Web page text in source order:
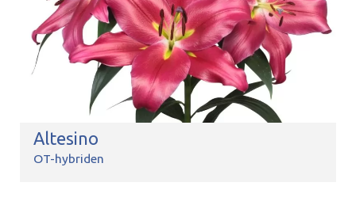
Altesino
OT-hybriden